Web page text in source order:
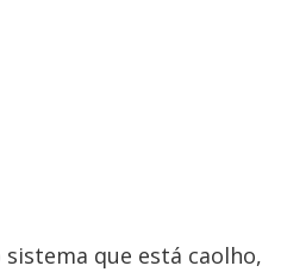
que está caolho,